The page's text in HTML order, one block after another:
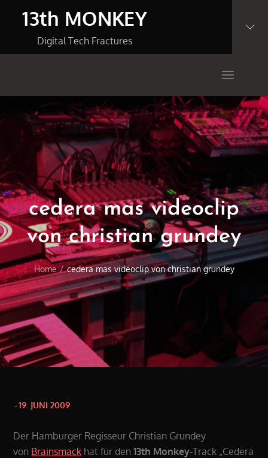
13th MONKEY
Digital Tech Fractures
cedera mas videoclip
von christian grundey
Home cedera mas videoclip von christian grundey
Posted
19. JUNI 2009
Der Hamburger Regisseur Christian Grundey
von Brainsmack hat für den13th Monkey-Track „Cedera